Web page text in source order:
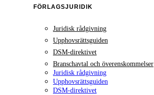
FÖRLAGSJURIDIK
Juridisk rådgivning
Upphovsrättsguiden
DSM-direktivet
Branschavtal och överenskommelser
Juridisk rådgivning
Upphovsrättsguiden
DSM-direktivet